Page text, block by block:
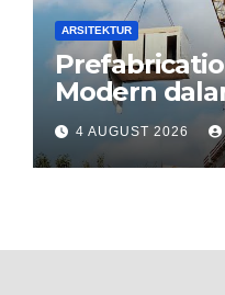
ARSITEKTUR
Modern
Konstruksi
4 AUGUST 2026